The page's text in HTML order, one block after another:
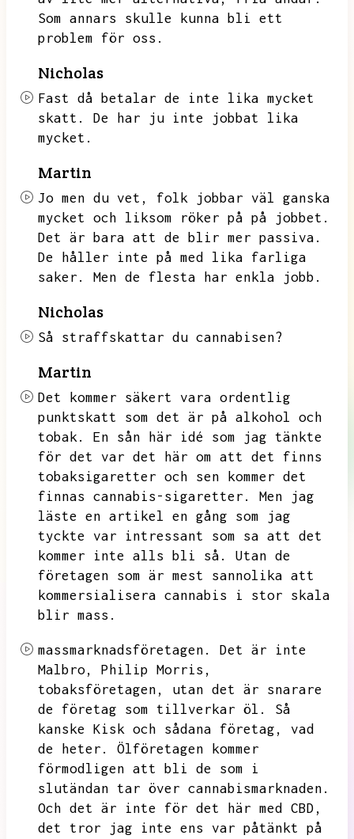
Som annars skulle kunna bli ett
problem för oss.
Nicholas
Fast då betalar de inte lika mycket
skatt.
De har ju inte jobbat lika
mycket.
Martin
Jo men du vet,
folk jobbar väl ganska
mycket och liksom röker på på jobbet.
Det är bara att de blir mer passiva.
De håller inte på med lika farliga
saker.
Men de flesta har enkla jobb.
Nicholas
Så straffskattar du cannabisen?
Martin
Det kommer säkert vara ordentlig
punktskatt som det är på alkohol och
tobak.
En sån här idé som jag tänkte
för det var det här om att det finns
tobaksigaretter och sen kommer det
finnas cannabis-sigaretter.
Men jag
läste en artikel en gång som jag
tyckte var intressant som sa att det
kommer inte alls bli så.
Utan de
företagen som är mest sannolika att
kommersialisera cannabis i stor skala
blir mass.
massmarknadsföretagen.
Det är inte
Malbro,
Philip Morris,
tobaksföretagen,
utan det är snarare
de företag som tillverkar öl.
Så
kanske Kisk och sådana företag,
vad
de heter.
Ölföretagen kommer
förmodligen att bli de som i
slutändan tar över cannabismarknaden.
Och det är inte för det här med CBD,
det tror jag inte ens var påtänkt på